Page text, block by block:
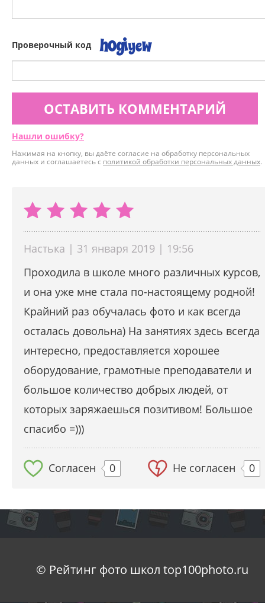
Проверочный код
ОСТАВИТЬ КОММЕНТАРИЙ
Нашли ошибку?
Нажимая на кнопку, вы даёте согласие на обработку персональных
данных и соглашаетесь с политикой обработки персональных данных.
Настька | 31 января 2019 | 19:56
Проходила в школе много различных курсов,
и она уже мне стала по-настоящему родной!
Крайний раз обучалась фото и как всегда
осталась довольна) На занятиях здесь всегда
интересно, предоставляется хорошее
оборудование, грамотные преподаватели и
большое количество добрых людей, от
которых заряжаешься позитивом! Большое
спасибо =)))
Согласен 0 Не согласен 0
© Рейтинг фото школ top100photo.ru